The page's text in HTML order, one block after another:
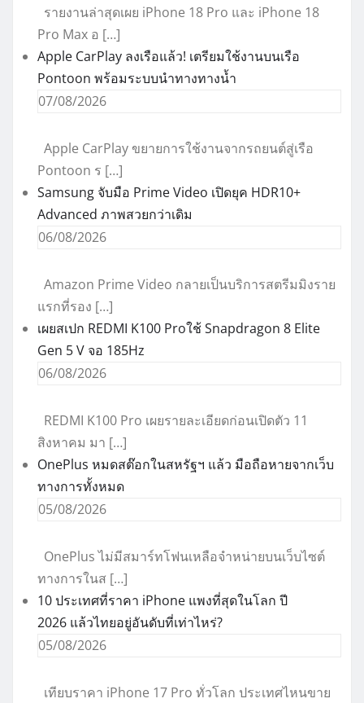
รายงานล่าสุดเผย iPhone 18 Pro และ iPhone 18
Pro Max อ […]
Apple CarPlay ลงเรือแล้ว! เตรียมใช้งานบนเรือ
Pontoon พร้อมระบบนำทางทางน้ำ
07/08/2026
Apple CarPlay ขยายการใช้งานจากรถยนต์สู่เรือ
Pontoon ร […]
Samsung จับมือ Prime Video เปิดยุค HDR10+
Advanced ภาพสวยกว่าเดิม
06/08/2026
Amazon Prime Video กลายเป็นบริการสตรีมมิงราย
แรกที่รอง […]
เผยสเปก REDMI K100 Proใช้ Snapdragon 8 Elite
Gen 5 V จอ 185Hz
06/08/2026
REDMI K100 Pro เผยรายละเอียดก่อนเปิดตัว 11
สิงหาคม มา […]
OnePlus หมดสต๊อกในสหรัฐฯ แล้ว มือถือหายจากเว็บ
ทางการทั้งหมด
05/08/2026
OnePlus ไม่มีสมาร์ทโฟนเหลือจำหน่ายบนเว็บไซต์
ทางการในส […]
10 ประเทศที่ราคา iPhone แพงที่สุดในโลก ปี
2026 แล้วไทยอยู่อันดับที่เท่าไหร่?
05/08/2026
เทียบราคา iPhone 17 Pro ทั่วโลก ประเทศไหนขาย